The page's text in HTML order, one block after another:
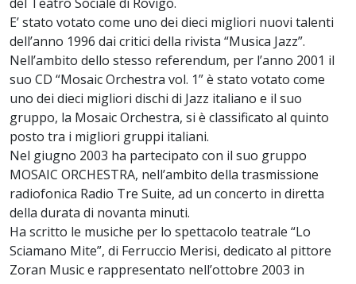
E’ stato votato come uno dei dieci migliori nuovi talenti
dell’anno 1996 dai critici della rivista “Musica Jazz”.
Nell’ambito dello stesso referendum, per l’anno 2001 il
suo CD “Mosaic Orchestra vol. 1” è stato votato come
uno dei dieci migliori dischi di Jazz italiano e il suo
gruppo, la Mosaic Orchestra, si è classificato al quinto
posto tra i migliori gruppi italiani.
Nel giugno 2003 ha partecipato con il suo gruppo
MOSAIC ORCHESTRA, nell’ambito della trasmissione
radiofonica Radio Tre Suite, ad un concerto in diretta
della durata di novanta minuti.
Ha scritto le musiche per lo spettacolo teatrale “Lo
Sciamano Mite”, di Ferruccio Merisi, dedicato al pittore
Zoran Music e rappresentato nell’ottobre 2003 in